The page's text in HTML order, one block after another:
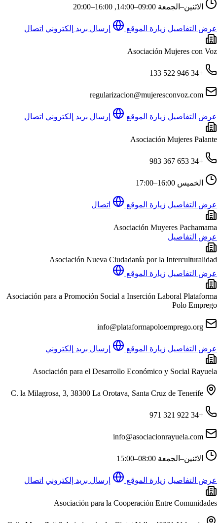
الاثنين–الجمعة 09:00–14:00, 16:00–20:00
عرض التفاصيل زيارة الموقع إرسال بريد إلكتروني اتصال
Asociación Mujeres con Voz
+34 946 522 133
regularizacion@mujeresconvoz.com
عرض التفاصيل زيارة الموقع إرسال بريد إلكتروني اتصال
Asociación Mujeres Palante
+34 653 367 983
الخميس 16:00–17:00
عرض التفاصيل زيارة الموقع اتصال
Asociación Muyeres Pachamama
عرض التفاصيل
Asociación Nueva Ciudadanía por la Interculturalidad
عرض التفاصيل زيارة الموقع
Asociación para a Promoción Social a Inserción Laboral Plataforma
Polo Emprego
info@plataformapoloemprego.org
عرض التفاصيل زيارة الموقع إرسال بريد إلكتروني
Asociación para el Desarrollo Económico y Social Rayuela
C. la Milagrosa, 3, 38300 La Orotava, Santa Cruz de Tenerife
+34 922 321 971
info@asociacionrayuela.com
الاثنين–الجمعة 08:00–15:00
عرض التفاصيل زيارة الموقع إرسال بريد إلكتروني اتصال
Asociación para la Cooperación Entre Comunidades